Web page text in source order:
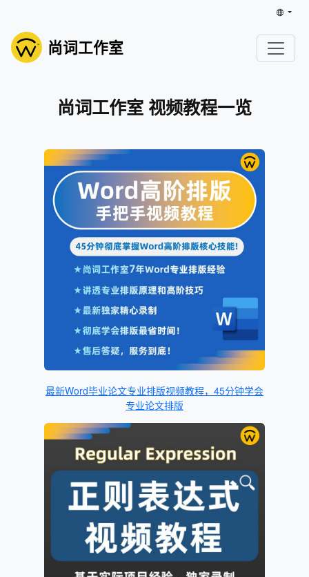
尚词工作室
尚词工作室 视频教程一览
最新Word毕业论文专业排版视频教程，45分钟学会
专业论文排版